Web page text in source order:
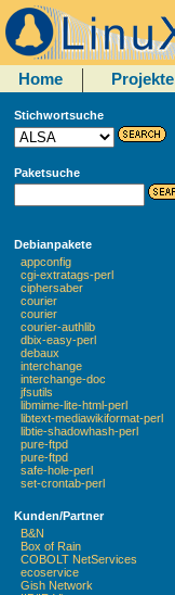
Home Projekte
Stichwortsuche
Paketsuche
Debianpakete
appconfig
cgi-extratags-perl
ciphersaber
courier
courier
courier-authlib
dbix-easy-perl
debaux
interchange
interchange-doc
jfsutils
libmime-lite-html-perl
libtext-mediawikiformat-perl
libtie-shadowhash-perl
pure-ftpd
pure-ftpd
safe-hole-perl
set-crontab-perl
Kunden/Partner
B&N
Box of Rain
COBOLT NetServices
ecoservice
Gish Network